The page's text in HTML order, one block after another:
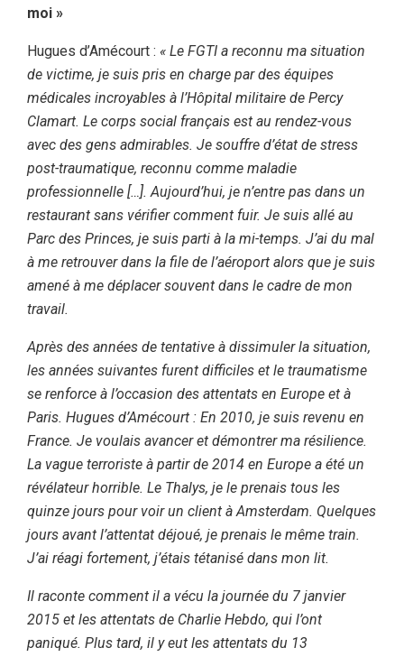
moi »
Hugues d’Amécourt : « Le FGTI a reconnu ma situation
de victime, je suis pris en charge par des équipes
médicales incroyables à l’Hôpital militaire de Percy
Clamart. Le corps social français est au rendez-vous
avec des gens admirables. Je souffre d’état de stress
post-traumatique, reconnu comme maladie
professionnelle […]. Aujourd’hui, je n’entre pas dans un
restaurant sans vérifier comment fuir. Je suis allé au
Parc des Princes, je suis parti à la mi-temps. J’ai du mal
à me retrouver dans la file de l’aéroport alors que je suis
amené à me déplacer souvent dans le cadre de mon
travail.
Après des années de tentative à dissimuler la situation,
les années suivantes furent difficiles et le traumatisme
se renforce à l’occasion des attentats en Europe et à
Paris. Hugues d’Amécourt : En 2010, je suis revenu en
France. Je voulais avancer et démontrer ma résilience.
La vague terroriste à partir de 2014 en Europe a été un
révélateur horrible. Le Thalys, je le prenais tous les
quinze jours pour voir un client à Amsterdam. Quelques
jours avant l’attentat déjoué, je prenais le même train.
J’ai réagi fortement, j’étais tétanisé dans mon lit.
Il raconte comment il a vécu la journée du 7 janvier
2015 et les attentats de Charlie Hebdo, qui l’ont
paniqué. Plus tard, il y eut les attentats du 13